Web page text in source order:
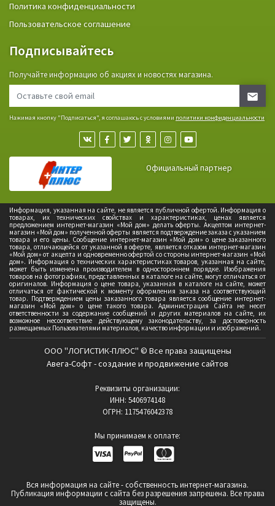
Политика конфиденциальности
Пользовательское соглашение
Подписывайтесь
Получайте информацию об акциях и новостях магазина.
Нажимая кнопку "Подписаться", я соглашаюсь с условиями политики конфиденциальности
Официальный партнер
Информация, указанная на сайте, не является публичной офертой. Информация о
товарах, их технических свойствах и характеристиках, ценах является
предложением интернет-магазин «Мой дом» делать оферты. Акцептом интернет-
магазин «Мой дом» полученной оферты является подтверждение заказа с указанием
товара и его цены. Сообщение интернет-магазин «Мой дом» о цене заказанного
товара, отличающейся от указанной в оферте, является отказом интернет-магазин
«Мой дом» от акцепта и одновременно офертой со стороны интернет-магазин «Мой
дом». Информация о технических характеристиках товаров, указанная на сайте,
может быть изменена производителем в одностороннем порядке. Изображения
товаров на фотографиях, представленных в каталоге на сайте, могут отличаться от
оригиналов. Информация о цене товара, указанная в каталоге на сайте, может
отличаться от фактической к моменту оформления заказа на соответствующий
товар. Подтверждением цены заказанного товара является сообщение интернет-
магазин «Мой дом» о цене такого товара. Администрация Сайта не несет
ответственности за содержание сообщений и других материалов на сайте, их
возможное несоответствие действующему законодательству, за достоверность
размещаемых Пользователями материалов, качество информации и изображений.
ООО "ЛОГИСТИК-ПЛЮС" © Все права защищены
Авега-Софт - создание и продвижение сайтов
Реквизиты организации:
ИНН: 5406974148
ОГРН: 1175476042378
Мы принимаем к оплате:
Вся информация на сайте - собственность интернет-магазина.
Публикация информации с сайта без разрешения запрешена. Все права
защищены.